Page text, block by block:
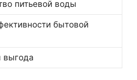
питьевой воды
бытовой
выгода